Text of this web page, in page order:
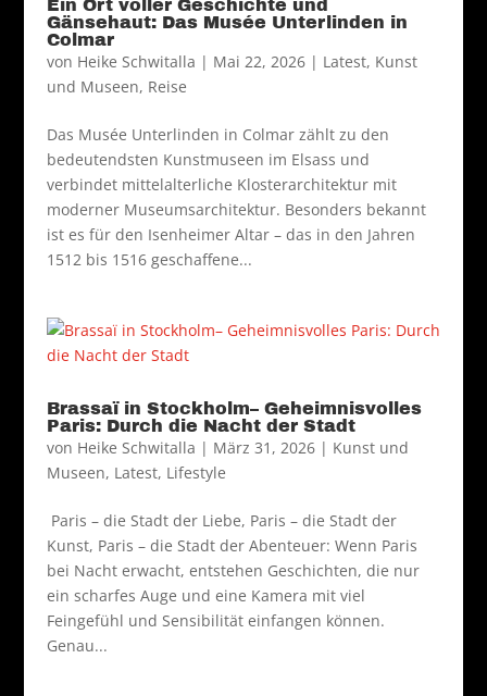
Ein Ort voller Geschichte und
Gänsehaut: Das Musée Unterlinden in
Colmar
von Heike Schwitalla | Mai 22, 2026| Latest, Kunst
und Museen, Reise
Das Musée Unterlinden in Colmar zählt zu den
bedeutendsten Kunstmuseen im Elsass und
verbindet mittelalterliche Klosterarchitektur mit
moderner Museumsarchitektur. Besonders bekannt
ist es für den Isenheimer Altar – das in den Jahren
1512 bis 1516 geschaffene...
Brassaï in Stockholm– Geheimnisvolles
Paris: Durch die Nacht der Stadt
von Heike Schwitalla | März 31, 2026| Kunst und
Museen, Latest, Lifestyle
Paris – die Stadt der Liebe, Paris – die Stadt der
Kunst, Paris – die Stadt der Abenteuer: Wenn Paris
bei Nacht erwacht, entstehen Geschichten, die nur
ein scharfes Auge und eine Kamera mit viel
Feingefühl und Sensibilität einfangen können.
Genau...